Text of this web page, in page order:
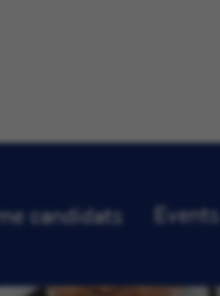
candidats Events